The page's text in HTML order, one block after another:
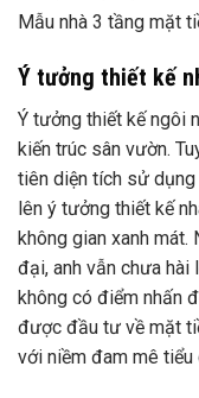
Mẫu nhà 3 tầng mặt
Ý tưởng thiết kế
Ý tưởng thiết kế ngôi
kiến ​​trúc sân vườn.
tiên diện tích sử
lên ý tưởng thiết kế
không gian xanh mát.
đại, anh vẫn chưa
không có điểm nhấn
được đầu tư về mặt
với niềm đam mê tiểu